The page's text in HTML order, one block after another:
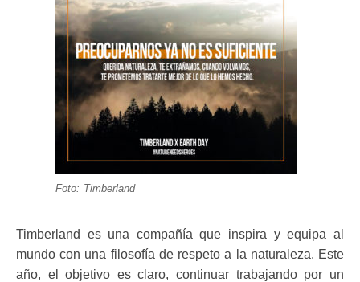
Foto: Timberland
Timberland es una compañía que inspira y equipa al
mundo con una filosofía de respeto a la naturaleza. Este
año, el objetivo es claro, continuar trabajando por un